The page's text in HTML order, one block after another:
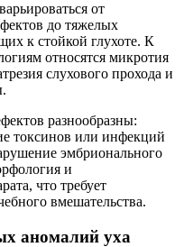
от
до тяжелых
к стойкой глухоте. К
относятся микротия
слухового прохода и
разнообразны:
токсинов или инфекций
эмбрионального
и
что требует
вмешательства.
аномалий уха